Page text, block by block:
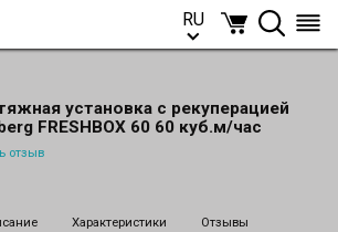
RU
установка с рекуперацией
FRESHBOX 60 60 куб.м/час
отзыв
Характеристики Отзывы